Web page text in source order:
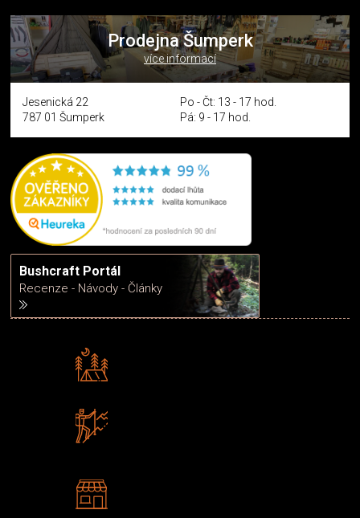
Prodejna Šumperk
více informací
Jesenická 22
787 01 Šumperk
Po - Čt: 13 - 17 hod.
Pá: 9 - 17 hod.
Bushcraft Portál
Recenze - Návody - Články